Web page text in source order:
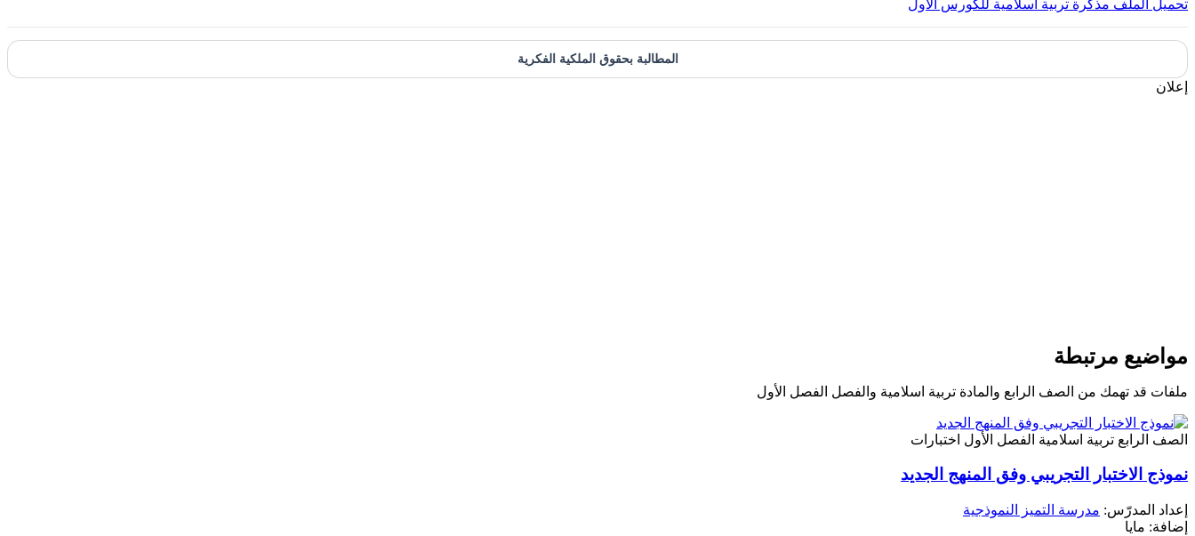
تحميل الملف مذكرة تربية اسلامية للكورس الاول
المطالبة بحقوق الملكية الفكرية
إعلان
مواضيع مرتبطة
ملفات قد تهمك من الصف الرابع والمادة تربية اسلامية والفصل الفصل الأول
الصف الرابع تربية اسلامية الفصل الأول اختبارات
نموذج الاختبار التجريبي وفق المنهج الجديد
إعداد المدرّس: مدرسة التميز النموذجية
إضافة: مايا